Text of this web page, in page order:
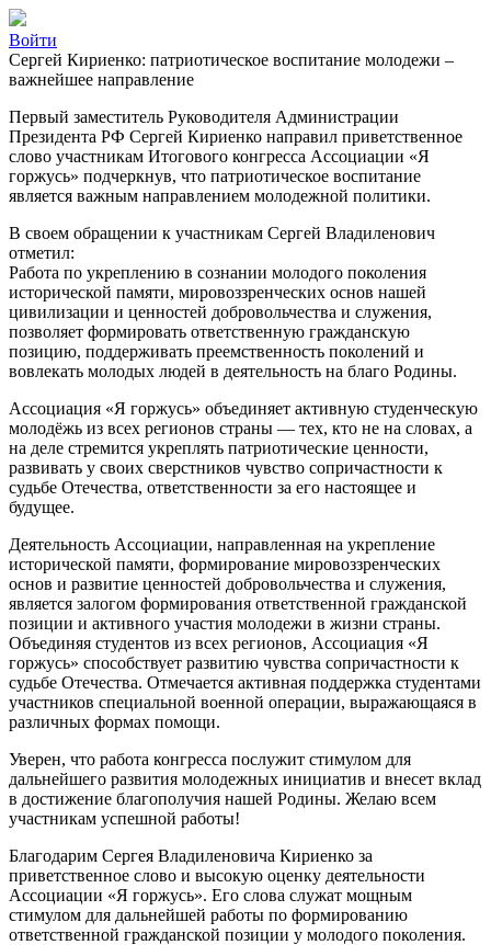
Войти
Сергей Кириенко: патриотическое воспитание молодежи –
важнейшее направление
Первый заместитель Руководителя Администрации
Президента РФ Сергей Кириенко направил приветственное
слово участникам Итогового конгресса Ассоциации «Я
горжусь» подчеркнув, что патриотическое воспитание
является важным направлением молодежной политики.
В своем обращении к участникам Сергей Владиленович
отметил:
Работа по укреплению в сознании молодого поколения
исторической памяти, мировоззренческих основ нашей
цивилизации и ценностей добровольчества и служения,
позволяет формировать ответственную гражданскую
позицию, поддерживать преемственность поколений и
вовлекать молодых людей в деятельность на благо Родины.
Ассоциация «Я горжусь» объединяет активную студенческую
молодёжь из всех регионов страны — тех, кто не на словах, а
на деле стремится укреплять патриотические ценности,
развивать у своих сверстников чувство сопричастности к
судьбе Отечества, ответственности за его настоящее и
будущее.
Деятельность Ассоциации, направленная на укрепление
исторической памяти, формирование мировоззренческих
основ и развитие ценностей добровольчества и служения,
является залогом формирования ответственной гражданской
позиции и активного участия молодежи в жизни страны.
Объединяя студентов из всех регионов, Ассоциация «Я
горжусь» способствует развитию чувства сопричастности к
судьбе Отечества. Отмечается активная поддержка студентами
участников специальной военной операции, выражающаяся в
различных формах помощи.
Уверен, что работа конгресса послужит стимулом для
дальнейшего развития молодежных инициатив и внесет вклад
в достижение благополучия нашей Родины. Желаю всем
участникам успешной работы!
Благодарим Сергея Владиленовича Кириенко за
приветственное слово и высокую оценку деятельности
Ассоциации «Я горжусь». Его слова служат мощным
стимулом для дальнейшей работы по формированию
ответственной гражданской позиции у молодого поколения.